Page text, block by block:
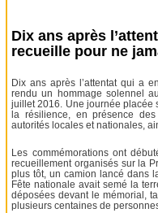
Dix ans après
recueille pour ne
Dix ans après l’attentat qui a
rendu un hommage solennel
juillet 2016. Une journée placée
la résilience, en présence
autorités locales et nationales,
Les commémorations ont
recueillement organisés sur la
plus tôt, un camion lancé dans
Fête nationale avait semé la
déposées devant le mémorial,
plusieurs centaines de